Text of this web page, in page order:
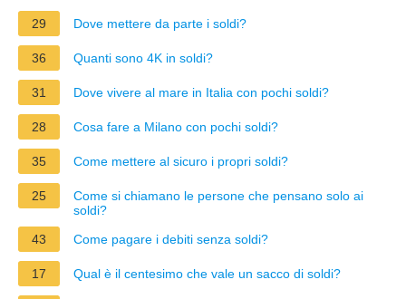
29 Dove mettere da parte i soldi?
36 Quanti sono 4K in soldi?
31 Dove vivere al mare in Italia con pochi soldi?
28 Cosa fare a Milano con pochi soldi?
35 Come mettere al sicuro i propri soldi?
25
Come si chiamano le persone che pensano solo ai
soldi?
43
Come pagare i debiti senza soldi?
17 Qual è il centesimo che vale un sacco di soldi?